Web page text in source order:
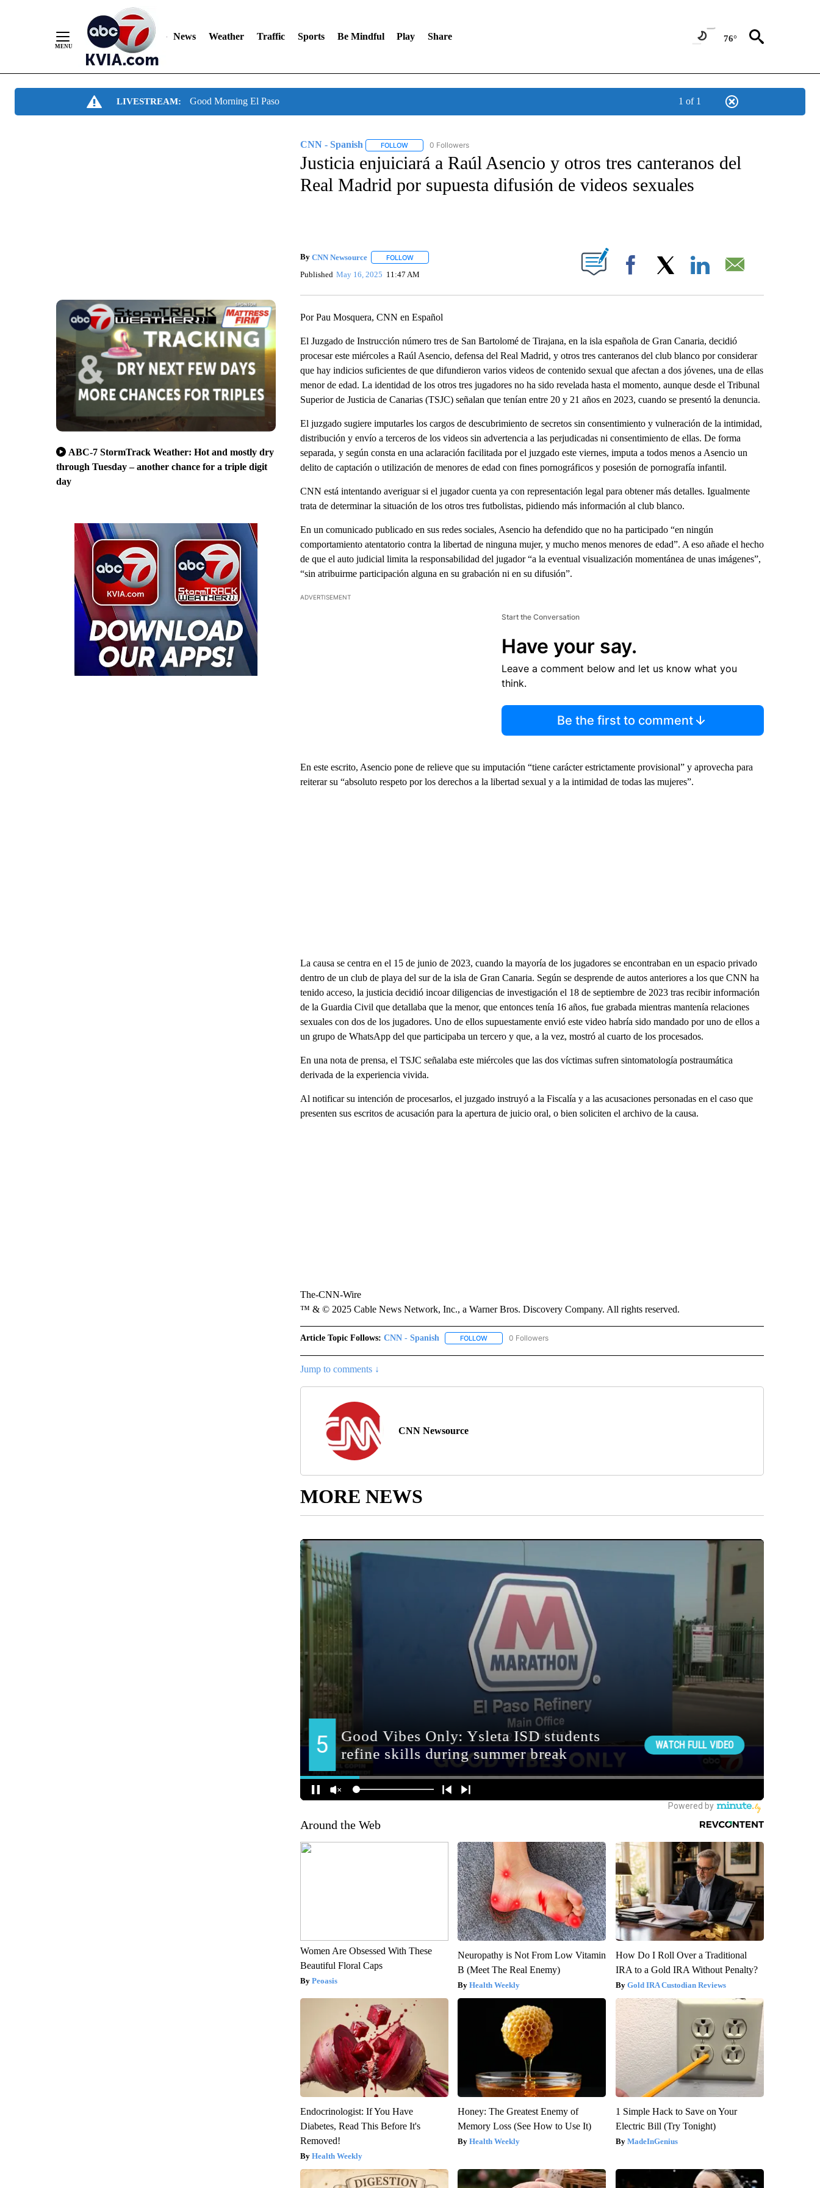
News Weather Traffic Sports Be Mindful Play Share 76°
LIVESTREAM: Good Morning El Paso 1 of 1
ABC-7 StormTrack Weather: Hot and mostly dry
through Tuesday – another chance for a triple digit
day
CNN - Spanish FOLLOWFOLLOW "CNN - SPANISH" TO RECEIVE NOTIFICATIONS ABOUT NEW PAGES ON "CNN - SPANISH".
0 Followers
Justicia enjuiciará a Raúl Asencio y otros tres canteranos del
Real Madrid por supuesta difusión de videos sexuales
By CNN Newsource FOLLOWFOLLOW "" TO RECEIVE NOTIFICATIONS ABOUT NEW PAGES ON "".
Published May 16, 2025 11:47 AM Facebook
Por Pau Mosquera, CNN en Español
El Juzgado de Instrucción número tres de San Bartolomé de Tirajana, en la isla española de Gran Canaria, decidió
procesar este miércoles a Raúl Asencio, defensa del Real Madrid, y otros tres canteranos del club blanco por considerar
que hay indicios suficientes de que difundieron varios videos de contenido sexual que afectan a dos jóvenes, una de ellas
menor de edad. La identidad de los otros tres jugadores no ha sido revelada hasta el momento, aunque desde el Tribunal
Superior de Justicia de Canarias (TSJC) señalan que tenían entre 20 y 21 años en 2023, cuando se presentó la denuncia.
El juzgado sugiere imputarles los cargos de descubrimiento de secretos sin consentimiento y vulneración de la intimidad,
distribución y envío a terceros de los videos sin advertencia a las perjudicadas ni consentimiento de ellas. De forma
separada, y según consta en una aclaración facilitada por el juzgado este viernes, imputa a todos menos a Asencio un
delito de captación o utilización de menores de edad con fines pornográficos y posesión de pornografía infantil.
CNN está intentando averiguar si el jugador cuenta ya con representación legal para obtener más detalles. Igualmente
trata de determinar la situación de los otros tres futbolistas, pidiendo más información al club blanco.
En un comunicado publicado en sus redes sociales, Asencio ha defendido que no ha participado “en ningún
comportamiento atentatorio contra la libertad de ninguna mujer, y mucho menos menores de edad”. A eso añade el hecho
de que el auto judicial limita la responsabilidad del jugador “a la eventual visualización momentánea de unas imágenes”,
“sin atribuirme participación alguna en su grabación ni en su difusión”.
ADVERTISEMENT
Start the Conversation
Have your say.
Leave a comment below and let us know what you
think.
Be the first to comment
En este escrito, Asencio pone de relieve que su imputación “tiene carácter estrictamente provisional” y aprovecha para
reiterar su “absoluto respeto por los derechos a la libertad sexual y a la intimidad de todas las mujeres”.
La causa se centra en el 15 de junio de 2023, cuando la mayoría de los jugadores se encontraban en un espacio privado
dentro de un club de playa del sur de la isla de Gran Canaria. Según se desprende de autos anteriores a los que CNN ha
tenido acceso, la justicia decidió incoar diligencias de investigación el 18 de septiembre de 2023 tras recibir información
de la Guardia Civil que detallaba que la menor, que entonces tenía 16 años, fue grabada mientras mantenía relaciones
sexuales con dos de los jugadores. Uno de ellos supuestamente envió este video habría sido mandado por uno de ellos a
un grupo de WhatsApp del que participaba un tercero y que, a la vez, mostró al cuarto de los procesados.
En una nota de prensa, el TSJC señalaba este miércoles que las dos víctimas sufren sintomatología postraumática
derivada de la experiencia vivida.
Al notificar su intención de procesarlos, el juzgado instruyó a la Fiscalía y a las acusaciones personadas en el caso que
presenten sus escritos de acusación para la apertura de juicio oral, o bien soliciten el archivo de la causa.
The-CNN-Wire
™ & © 2025 Cable News Network, Inc., a Warner Bros. Discovery Company. All rights reserved.
Article Topic Follows: CNN - Spanish FOLLOWFOLLOW "CNN - SPANISH" TO RECEIVE NOTIFICATIONS ABOUT NEW PAGES ON "CNN - SPANISH".
0 Followers
Jump to comments ↓
CNN Newsource
MORE NEWS
Around the Web
Women Are Obsessed With These
Beautiful Floral Caps
Peoasis
Neuropathy is Not From Low Vitamin
B (Meet The Real Enemy)
Health Weekly
How Do I Roll Over a Traditional
IRA to a Gold IRA Without Penalty?
Gold IRA Custodian Reviews
Endocrinologist: If You Have
Diabetes, Read This Before It's
Removed!
Health Weekly
Honey: The Greatest Enemy of
Memory Loss (See How to Use It)
Health Weekly
1 Simple Hack to Save on Your
Electric Bill (Try Tonight)
MadeInGenius